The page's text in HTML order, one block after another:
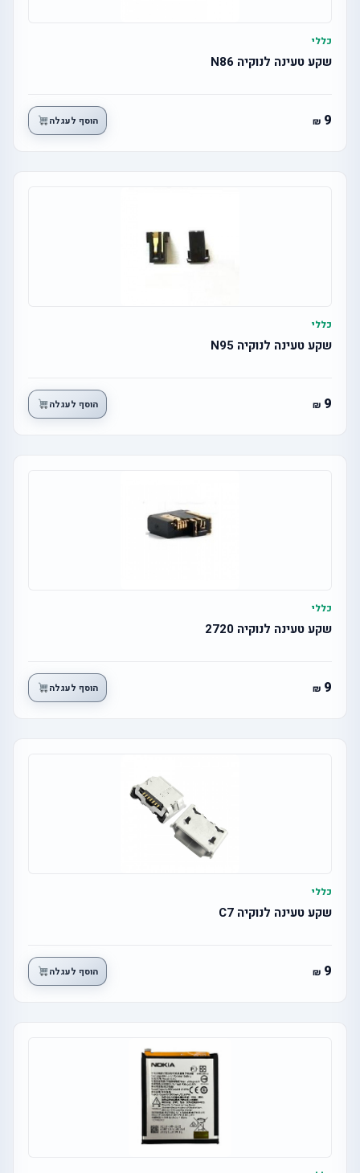
כללי
שקע טעינה לנוקיה N86
9 הוסף לעגלה
כללי
שקע טעינה לנוקיה N95
9 הוסף לעגלה
כללי
שקע טעינה לנוקיה 2720
9 הוסף לעגלה
כללי
שקע טעינה לנוקיה C7
9 הוסף לעגלה